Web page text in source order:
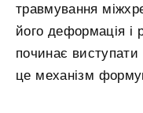
травмування
його деформація і
починає виступати
це механізм